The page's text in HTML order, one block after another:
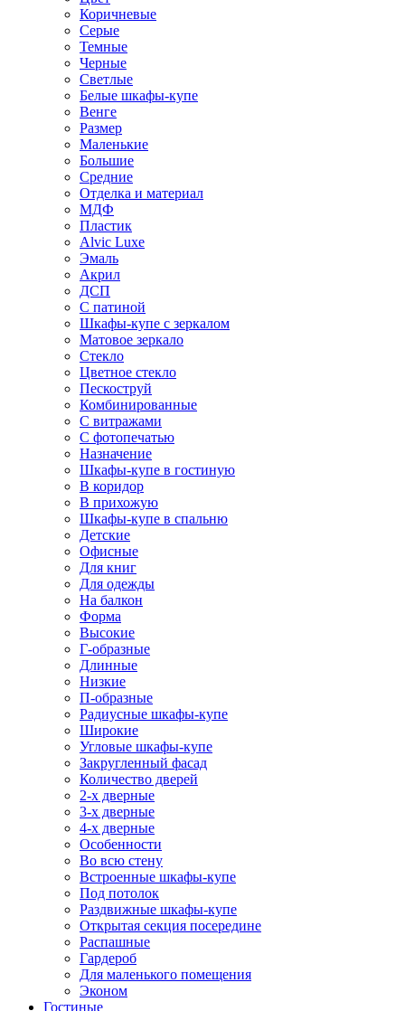
Коричневые
Серые
Темные
Черные
Светлые
Белые шкафы-купе
Венге
Размер
Маленькие
Большие
Средние
Отделка и материал
МДФ
Пластик
Alvic Luxe
Эмаль
Акрил
ДСП
С патиной
Шкафы-купе с зеркалом
Матовое зеркало
Стекло
Цветное стекло
Пескоструй
Комбинированные
С витражами
С фотопечатью
Назначение
Шкафы-купе в гостиную
В коридор
В прихожую
Шкафы-купе в спальню
Детские
Офисные
Для книг
Для одежды
На балкон
Форма
Высокие
Г-образные
Длинные
Низкие
П-образные
Радиусные шкафы-купе
Широкие
Угловые шкафы-купе
Закругленный фасад
Количество дверей
2-х дверные
3-х дверные
4-х дверные
Особенности
Во всю стену
Встроенные шкафы-купе
Под потолок
Раздвижные шкафы-купе
Открытая секция посередине
Распашные
Гардероб
Для маленького помещения
Эконом
Гостиные